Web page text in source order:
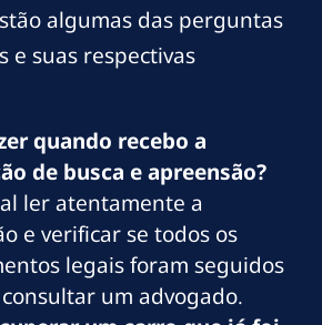
algumas das perguntas
e suas respectivas
quando recebo a
de busca e apreensão?
ler atentamente a
e verificar se todos os
legais foram seguidos
um advogado.